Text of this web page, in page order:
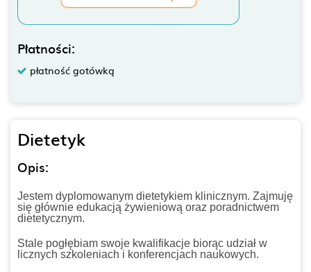
Płatności:
płatność gotówką
Dietetyk
Opis:
Jestem dyplomowanym dietetykiem klinicznym. Zajmuję
się głównie edukacją żywieniową oraz poradnictwem
dietetycznym.
Stale pogłębiam swoje kwalifikacje biorąc udział w
licznych szkoleniach i konferencjach naukowych.